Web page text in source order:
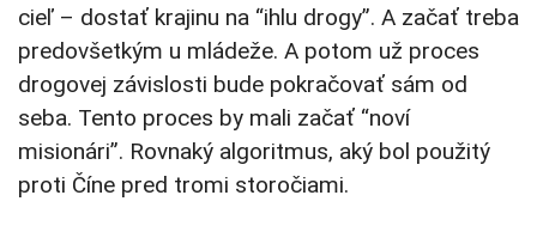
cieľ – dostať krajinu na “ihlu drogy”. A začať treba
predovšetkým u mládeže. A potom už proces
drogovej závislosti bude pokračovať sám od
seba. Tento proces by mali začať “noví
misionári”. Rovnaký algoritmus, aký bol použitý
proti Číne pred tromi storočiami.